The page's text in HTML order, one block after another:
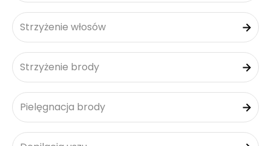
Strzyżenie włosów
Strzyżenie brody
Pielęgnacja brody